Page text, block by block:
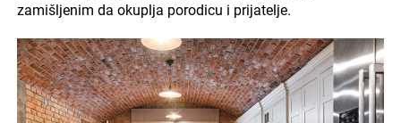
zamišljenim da okuplja porodicu i prijatelje.